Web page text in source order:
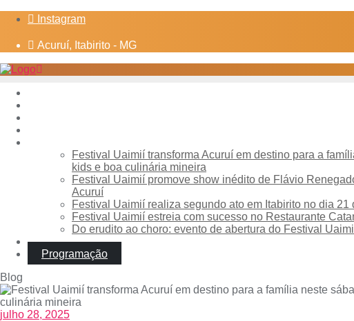
Instagram
Acuruí, Itabirito - MG
Festival Uaimií transforma Acuruí em destino para a
kids e boa culinária mineira
Festival Uaimií promove show inédito de Flávio
Acuruí
Festival Uaimií realiza segundo ato em Itabirito no dia
Festival Uaimií estreia com sucesso no Restaurante
Do erudito ao choro: evento de abertura do Festival
Programação
Blog
julho 28, 2025